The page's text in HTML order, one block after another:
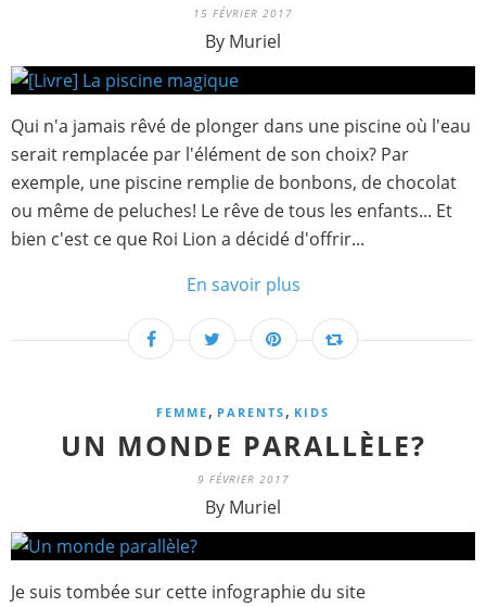
15 FÉVRIER 2017
By Muriel
Qui n'a jamais rêvé de plonger dans une piscine où l'eau
serait remplacée par l'élément de son choix? Par
exemple, une piscine remplie de bonbons, de chocolat
ou même de peluches! Le rêve de tous les enfants... Et
bien c'est ce que Roi Lion a décidé d'offrir...
En savoir plus
FEMME, PARENTS, KIDS
UN MONDE PARALLÈLE?
9 FÉVRIER 2017
By Muriel
Je suis tombée sur cette infographie du site